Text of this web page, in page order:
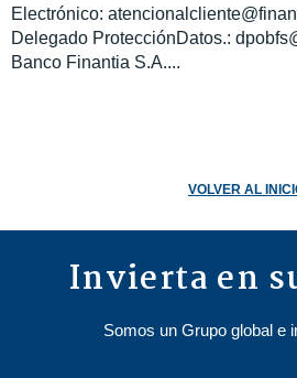
Electrónico:
Delegado ProtecciónDatos.:
Banco Finantia S.A....
VOLVER AL
Invierta en
Somos un Grupo global e